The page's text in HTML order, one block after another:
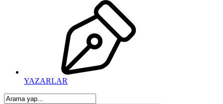
YAZARLAR